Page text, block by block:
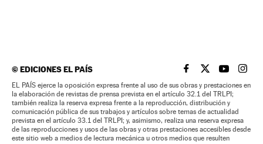
©EDICIONES EL PAÍS EL PAÍS BRASIL EN
EL PAÍSEL PAÍS
EL
EL PAÍS ejerce la oposición expresa frente al uso de sus obras y prestaciones en
la elaboración de revistas de prensa prevista en el artículo 32.1 del TRLPI;
también realiza la reserva expresa frente a la reproducción, distribución y
comunicación pública de sus trabajos y artículos sobre temas de actualidad
prevista en el artículo 33.1 del TRLPI; y, asimismo, realiza una reserva expresa
de las reproducciones y usos de las obras y otras prestaciones accesibles desde
este sitio web a medios de lectura mecánica u otros medios que resulten